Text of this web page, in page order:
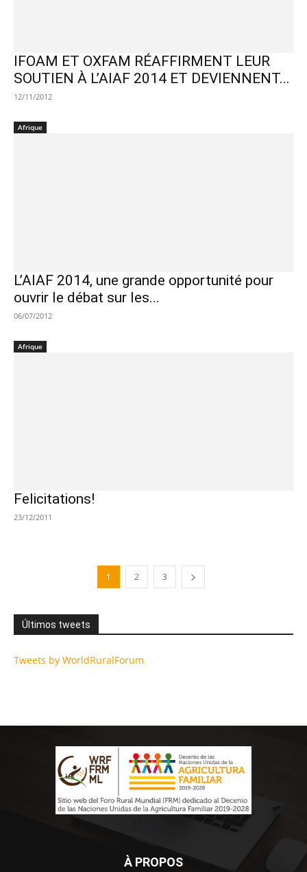
IFOAM ET OXFAM RÉAFFIRMENT LEUR
SOUTIEN À L’AIAF 2014 ET DEVIENNENT...
12/11/2012
Afrique
L’AIAF 2014, une grande opportunité pour
ouvrir le débat sur les...
06/07/2012
Afrique
Felicitations!
23/12/2011
1 2 3
Últimos tweets
Tweets by WorldRuralForum
À PROPOS